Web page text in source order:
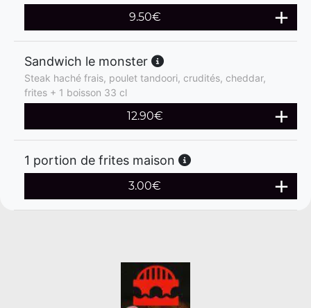
9.50€
Sandwich le monster
Steak haché frais, poulet tandoori, crudités, cheddar,
frites + 1 boisson 33 cl
12.90€
1 portion de frites maison
3.00€